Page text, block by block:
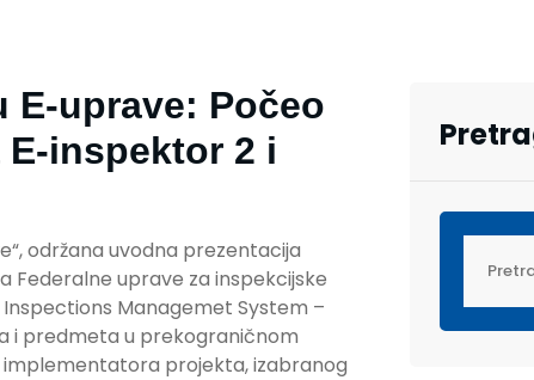
E-uprave: Počeo
inspektor 2 i
održana uvodna prezentacija
uprave za inspekcijske
Managemet System –
i predmeta u prekograničnom
implementatora projekta, izabranog